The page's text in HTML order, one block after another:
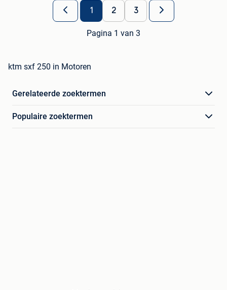
1 2 3
Pagina 1 van 3
ktm sxf 250 in Motoren
Gerelateerde zoektermen
Populaire zoektermen